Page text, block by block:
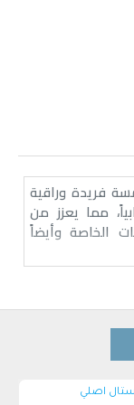
فريدة وراقية
مما يعزز من
الخاصة وأيضاً